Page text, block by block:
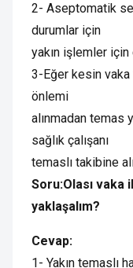
2- Aseptomatik
durumlar için
yakın işlemler için
3-Eğer kesin vaka
önlemi
alınmadan temas
sağlık çalışanı
temaslı takibine
Soru:Olası vaka
yaklaşalım?
Cevap:
1- Yakın temaslı